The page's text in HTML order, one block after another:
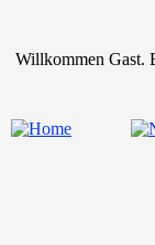
Willkommen Gast.